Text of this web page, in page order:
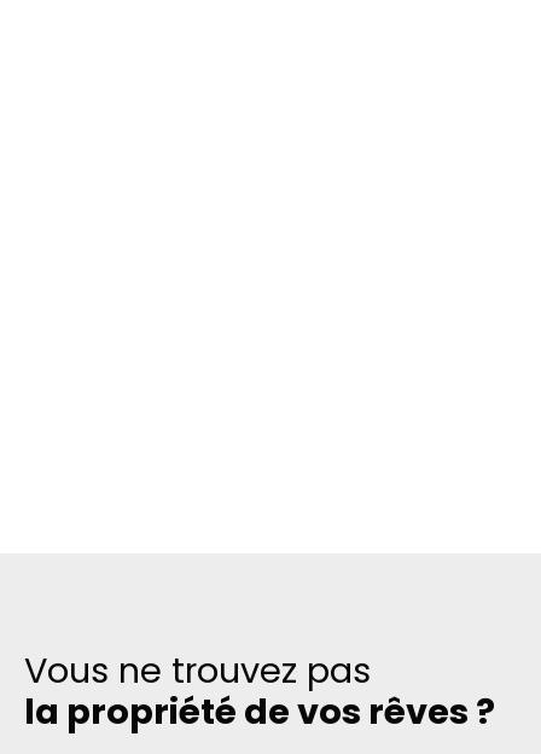
Vous ne trouvez pas
la propriété de vos rêves ?